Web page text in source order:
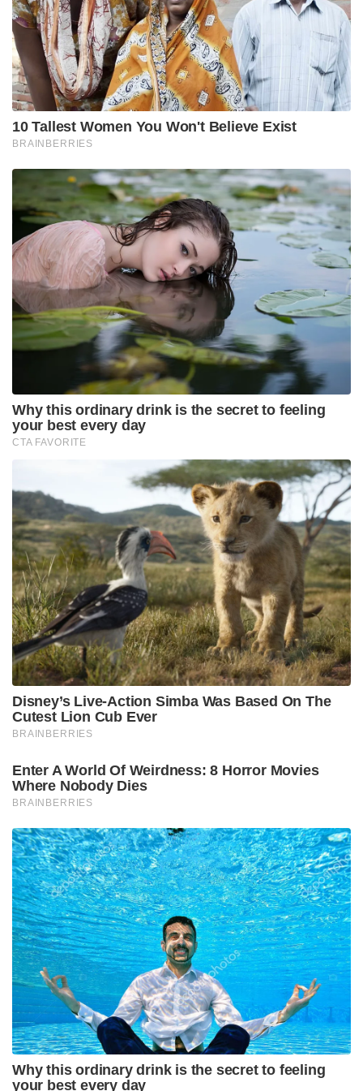
കയറി കുറ്റിയിട്ട് വായിൽ സ്വന്തം മുണ്ട് ചുരുട്ടിക്കയറ്റി
അദ്ധ്യാപകൻ പീഡിപ്പിച്ചു- അദ്ധ്യാപകൻ പോയശേഷം
കുട്ടിയാണ് മുണ്ടു മാറ്റിയത്.
അന്വേഷണത്തിൽ കണ്ടെത്തിയത്..
ശുചിമുറിക്ക് കാലങ്ങളായി കൊളുത്തില്ലെന്നതിന്
പദ്മരാജൻ മാഷ് അത്രയും കുട്ടികളുടെ മുന്നിൽ കൂടി
മുണ്ടില്ലാതെ പോയി എന്ന വാദം പൊലീസ്
തള്ളിക്കളഞ്ഞു.ഇതേ സമയത്ത് അദ്ധ്യാപകൻ രണ്ടു
വട്ടം ഒന്നര മിനിറ്റ് വീതം ഫോണിൽ സംസാരിച്ചെന്നും
പൊലീസ് കണ്ടെത്തി.
മൊഴിയിലെ വൈരുദ്ധ്യം നമ്പർ 2
ഫെബ്രുവരി 2 ന് കുട്ടിയെക്കൊണ്ട് പദ്മരാജൻ മാഷ്
സുഹൃത്തിന്റെ വീട്ടിലേക്ക് പോകുന്നതിനിടെ ഒരു
ഹോട്ടലിൽ കയറി ഭക്ഷണം കഴിച്ച ശേഷം
ക്ഷേത്രത്തിൽ കയറി പൂജയും പ്രസാദവും വാങ്ങി .
പിന്നെ സുഹൃത്തിന്റെ വീട്ടിലെത്തി .. അയാൾ
പീഡിപ്പിച്ചു. കൊല്ലാൻ നോക്കി
അന്വേഷണത്തിൽ കണ്ടെത്തിയത്
പദ്മരാജൻ മാഷോ കുട്ടിയോ ആ ദിവസമോ
തൊട്ടടുത്ത ദിവസങ്ങളിലോ അവിടെ ചെന്നിട്ടില്ലെന്ന്
സിസിടിവി ദൃശ്യങ്ങളിൽ തെളിഞ്ഞു. പന്ത്രണ്ടരയ്ക്ക്
തുറക്കുകയും പൂജ ചെയ്ത് പ്രസാദം തരുകയും
ചെയ്യുന്ന ഒറ്റ ക്ഷേത്രവും അവിടില്ല താനും. അന്നേ
ദിവസം പദ്മരാജൻ മാഷോ സുഹൃത്തോ ഒരുമിച്ച്
വരാനുള്ള ഒരു സാദ്ധ്യതയുമില്ലെന്ന് തെളിവുകൾ
പറയുന്നു.
മൊഴിയിലെ വൈരുദ്ധ്യം നമ്പർ 3 –
ആദ്യം ഒരു വട്ടം പീഡിപ്പിച്ചെന്ന് പറഞ്ഞു . പിന്നെ മൂന്നു
വട്ടം പീഡിപ്പിച്ചെന്ന് പറഞ്ഞു – ജനുവരി 15 , ജനുവരി
26 , ഫെബ്രുവരി 2 എന്നീ തീയതികളിലാണ്
പീഡിപ്പിച്ചത്. ഫെബ്രുവരി 2 നാണ് സുഹൃത്തിന്റെ
വീട്ടിലേക്ക് കൊണ്ടു പോയത്
അന്വേഷണത്തിൽ കണ്ടെത്തിയത്
കുട്ടിയും മാഷും ഒരുമിച്ച് ഈ ദിവസങ്ങളിലെങ്ങും
ഒരിക്കൽ പോലും ഒരുമിച്ചുണ്ടായിട്ടില്ല എന്ന്
അന്വേഷണത്തിൽ കണ്ടെത്തി. മാഷും സുഹൃത്തും
ഒരുമിച്ച് വരാനുള്ള ഒരു സാദ്ധ്യതയും
അന്വേഷണത്തിൽ കണ്ടെത്തിയിട്ടില്ല
മൊഴിയിലെ വൈരുദ്ധ്യം നമ്പർ 4
കുട്ടിയുടെ നഗ്ന ഫോട്ടോ എടുത്ത് മാഷ് കുട്ടിയുടെ
അമ്മയ്ക്ക് അയച്ചു കൊടുത്തു
അന്വേഷണത്തിൽ കണ്ടെത്തിയത്